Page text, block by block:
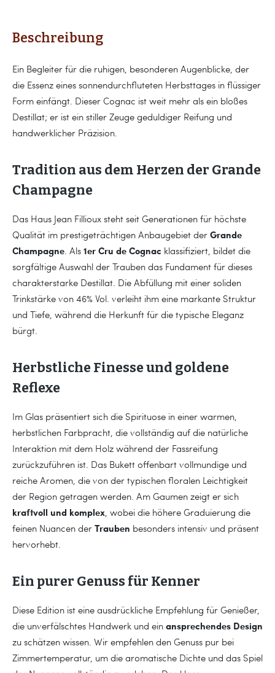
Beschreibung
Ein Begleiter für die ruhigen, besonderen Augenblicke, der
die Essenz eines sonnendurchfluteten Herbsttages in flüssiger
Form einfängt. Dieser Cognac ist weit mehr als ein bloßes
Destillat; er ist ein stiller Zeuge geduldiger Reifung und
handwerklicher Präzision.
Tradition aus dem Herzen der Grande
Champagne
Das Haus Jean Fillioux steht seit Generationen für höchste
Qualität im prestigeträchtigen Anbaugebiet der Grande
Champagne . Als 1er Cru de Cognac klassifiziert, bildet die
sorgfältige Auswahl der Trauben das Fundament für dieses
charakterstarke Destillat. Die Abfüllung mit einer soliden
Trinkstärke von 46% Vol. verleiht ihm eine markante Struktur
und Tiefe, während die Herkunft für die typische Eleganz
bürgt.
Herbstliche Finesse und goldene
Reflexe
Im Glas präsentiert sich die Spirituose in einer warmen,
herbstlichen Farbpracht, die vollständig auf die natürliche
Interaktion mit dem Holz während der Fassreifung
zurückzuführen ist. Das Bukett offenbart vollmundige und
reiche Aromen, die von der typischen floralen Leichtigkeit
der Region getragen werden. Am Gaumen zeigt er sich
kraftvoll und komplex , wobei die höhere Graduierung die
feinen Nuancen der Trauben besonders intensiv und präsent
hervorhebt.
Ein purer Genuss für Kenner
Diese Edition ist eine ausdrückliche Empfehlung für Genießer,
die unverfälschtes Handwerk und ein ansprechendes Design
zu schätzen wissen. Wir empfehlen den Genuss pur bei
Zimmertemperatur, um die aromatische Dichte und das Spiel